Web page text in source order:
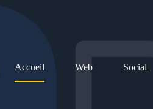
Accueil Web Social